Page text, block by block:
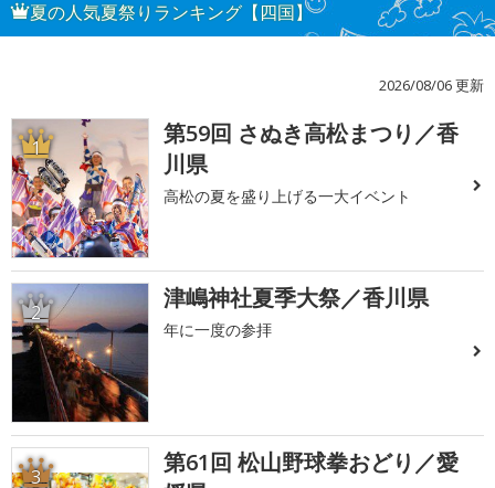
夏の人気夏祭りランキング【四国】
2026/08/06 更新
1
第59回 さぬき高松まつり／香
川県
高松の夏を盛り上げる一大イベント
2 津嶋神社夏季大祭／香川県
年に一度の参拝
3
第61回 松山野球拳おどり／愛